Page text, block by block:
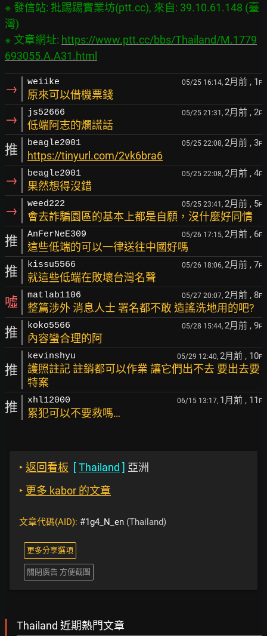
※ 發信站: 批踢踢實業坊(ptt.cc), 來自: 39.10.61.148 (臺
灣)
※ 文章網址: https://www.ptt.cc/bbs/Thailand/M.1779
693055.A.A31.html
→ weiike 05/25 16:14, 2月前 , 1 F
原來可以借機票錢
→ js52666 05/25 21:31, 2月前 , 2F
低端阿志的爛謊話
推 beagle2001 05/25 22:08, 2月前 , 3F
https://tinyurl.com/2vk6bra6
→ beagle2001 05/25 22:08, 2月前 , 4F
果然想得沒錯
→ weed222 05/25 23:41, 2月前 , 5F
會去詐騙園區的基本上都是自願，沒什麼好同情
推 AnFerNeE309 05/26 17:15, 2月前 , 6F
這些低端的可以一律送往中國好嗎
推 kissu5566 05/26 18:06, 2月前 , 7F
就這些低端在敗壞台灣名聲
噓 matlab1106 05/27 20:07, 2月前 , 8F
整篇涉外 消息人士 署名都不敢 造謠洗地用的吧?
推 koko5566 05/28 15:44, 2月前 , 9F
內容蠻合理的阿
推
kevinshyu 05/29 12:40, 2月前 , 10F
護照註記 註銷都可以作業 讓它們出不去 要出去要
特案
推 xhl12000 06/15 13:17, 1月前 , 11 F
累犯可以不要救嗎…
‣ 返回看板 [Thailand ] 亞洲
‣ 更多 kabor 的文章
文章代碼(AID): #1g4_N_en (Thailand)
更多分享選項
關閉廣告 方便截圖
Thailand 近期熱門文章